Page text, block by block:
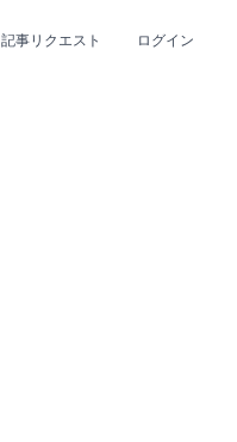
記事リクエスト ログイン